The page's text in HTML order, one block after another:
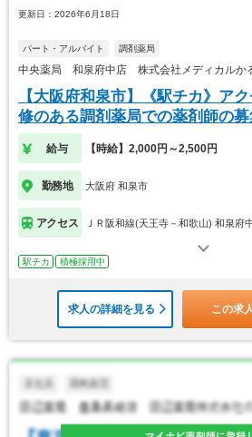
更新日：2026年6月18日
パート・アルバイト 調剤薬局
中央薬局 和泉府中店 株式会社メディカルか
【大阪府和泉市】《駅チカ》ア
修のある調剤薬局での薬剤師の
給与 【時給】2,000円～2,500円
勤務地 大阪府 和泉市
アクセス ＪＲ阪和線(天王寺－和歌山) 和泉府
駅チカ 積極採用中
求人の詳細を見る この求